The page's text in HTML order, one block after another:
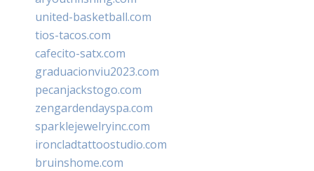
united-basketball.com
tios-tacos.com
cafecito-satx.com
graduacionviu2023.com
pecanjackstogo.com
zengardendayspa.com
sparklejewelryinc.com
ironcladtattoostudio.com
bruinshome.com